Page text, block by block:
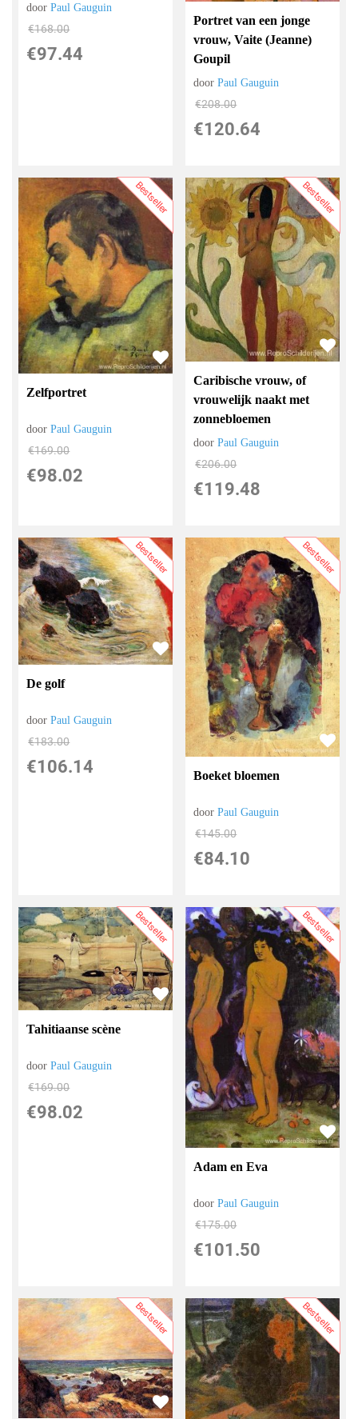
doorPaul Gauguin
€168.00
€97.44
Portret van een jonge
vrouw, Vaite (Jeanne)
Goupil
doorPaul Gauguin
€208.00
€120.64
Bestseller
Zelfportret
doorPaul Gauguin
€169.00
€98.02
Bestseller
Caribische vrouw, of
vrouwelijk naakt met
zonnebloemen
doorPaul Gauguin
€206.00
€119.48
Bestseller
De golf
doorPaul Gauguin
€183.00
€106.14
Bestseller
Boeket bloemen
doorPaul Gauguin
€145.00
€84.10
Bestseller
Tahitiaanse scène
doorPaul Gauguin
€169.00
€98.02
Bestseller
Adam en Eva
doorPaul Gauguin
€175.00
€101.50
Bestseller Bestseller